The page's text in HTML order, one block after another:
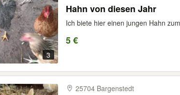
3
Hahn von diesen Jahr
Ich biete hier einen jungen Hahn
5 €
25704 Bargenstedt